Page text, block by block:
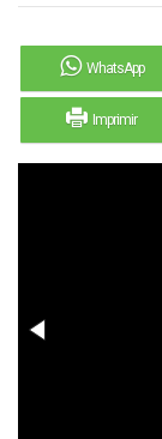
WhatsApp
Imprimir